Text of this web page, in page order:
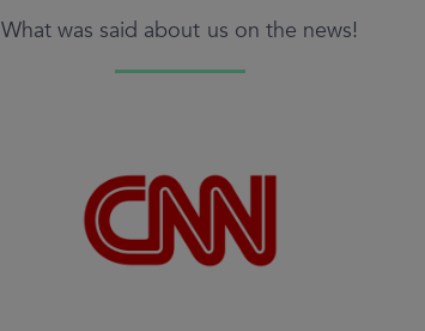
What was said about us on the news!